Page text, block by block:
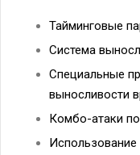
Тайминговые
Система
Специальные
выносливости
Комбо-атаки